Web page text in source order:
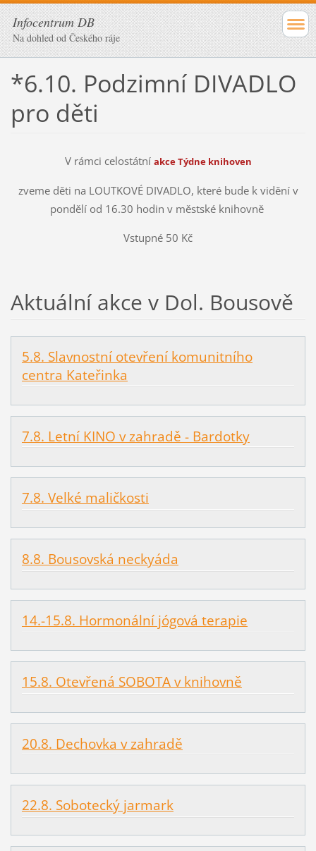
Infocentrum DB
Na dohled od Českého ráje
*6.10. Podzimní DIVADLO
pro děti
V rámci celostátní akce Týdne knihoven
zveme děti na LOUTKOVÉ DIVADLO, které bude k vidění v
pondělí od 16.30 hodin v městské knihovně
Vstupné 50 Kč
Aktuální akce v Dol. Bousově
5.8. Slavnostní otevření komunitního
centra Kateřinka
7.8. Letní KINO v zahradě - Bardotky
7.8. Velké maličkosti
8.8. Bousovská neckyáda
14.-15.8. Hormonální jógová terapie
15.8. Otevřená SOBOTA v knihovně
20.8. Dechovka v zahradě
22.8. Sobotecký jarmark